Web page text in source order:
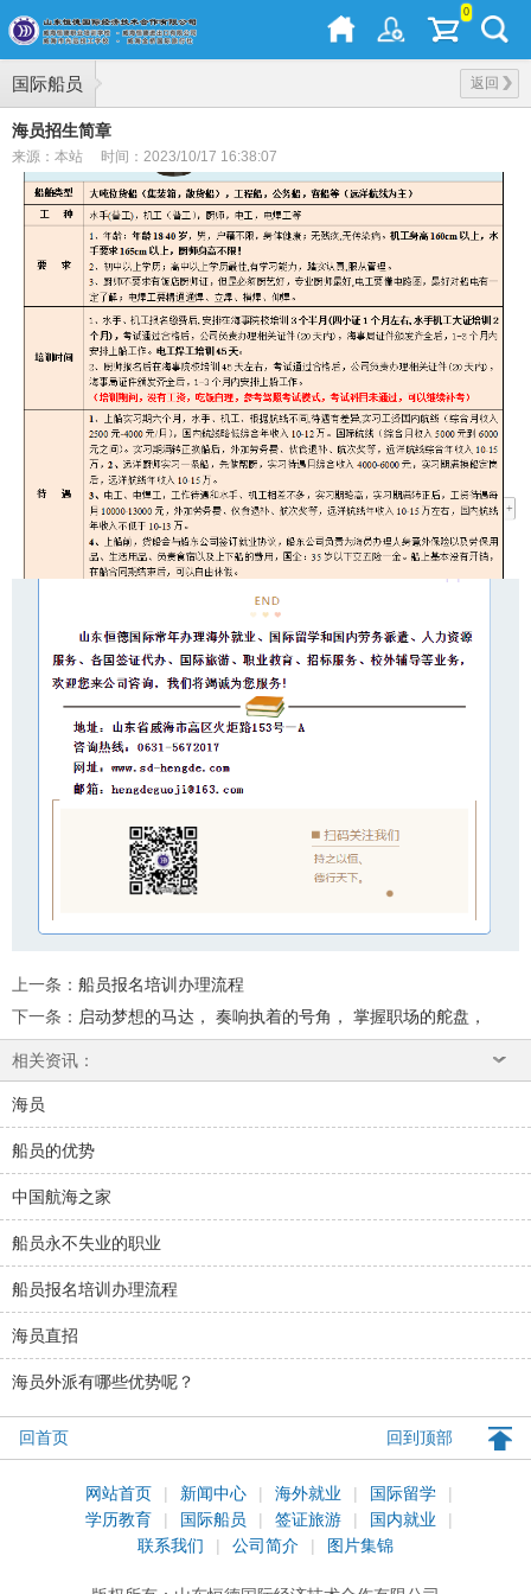
0
国际船员 返回
海员招生简章
来源：本站 时间：2023/10/17 16:38:07
上一条 ： 船员报名培训办理流程
下一条 ： 启动梦想的马达， 奏响执着的号角， 掌握职场的舵盘，
相关资讯：
海员
船员的优势
中国航海之家
船员永不失业的职业
船员报名培训办理流程
海员直招
海员外派有哪些优势呢？
回首页 回到顶部
网站首页 | 新闻中心 | 海外就业 | 国际留学
|
学历教育
| 国际船员 | 签证旅游 | 国内就业
|
联系我们
| 公司简介 | 图片集锦